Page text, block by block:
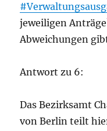
jeweiligen
Abweichungen
Antwort zu 6:
Das Bezirksamt
von Berlin teilt